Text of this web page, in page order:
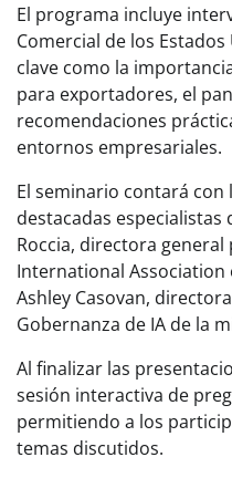
El programa incluye
Comercial de los
clave como la
para exportadores, el
recomendaciones
entornos empresariales.
El seminario contará
destacadas
Roccia, directora general
International Association
Ashley Casovan,
Gobernanza de IA de la
Al finalizar las
sesión interactiva de
permitiendo a los
temas discutidos.